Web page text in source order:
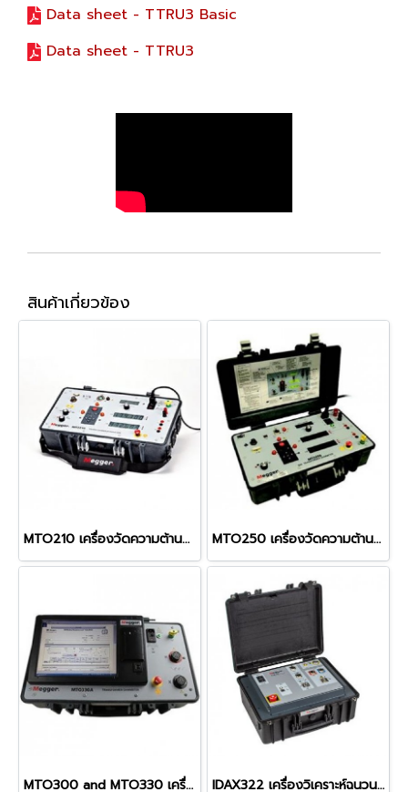
Data sheet - TTRU3 Basic
Data sheet - TTRU3
สินค้าเกี่ยวข้อง
MTO210 เครื่องวัดความต้านทานขอลวดหม้อแปลงไฟฟ้า MTO250 เครื่องวัดความต้านทานขดลวดหม้อแปลงไฟฟ้า 50A
MTO300 and MTO330 เครื่องวัดความต้านทานขดลวดหม้อแปลงไฟฟ้าอัตโนมัติแบบ 6-WINDING IDAX322 เครื่องวิเคราะห์ฉนวนไฟฟ้า